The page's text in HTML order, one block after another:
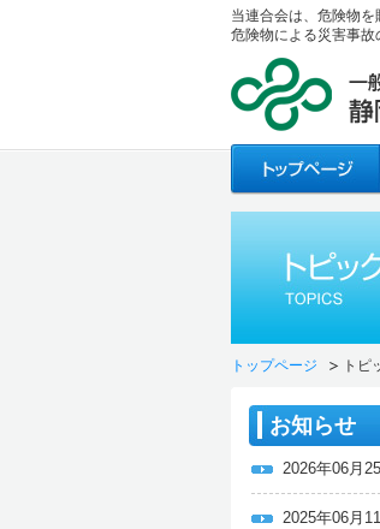
当連合会は、危険物
危険物による災害事故
トップページ トピ
お知らせ
2026年06月
2025年06月